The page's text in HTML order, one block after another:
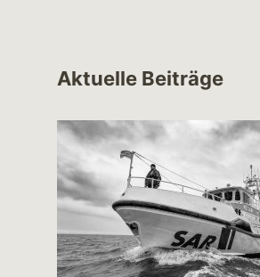
Aktuelle Beiträge